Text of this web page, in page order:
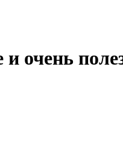
очень